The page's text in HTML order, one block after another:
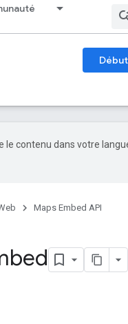
le contenu dans votre
Maps Embed API